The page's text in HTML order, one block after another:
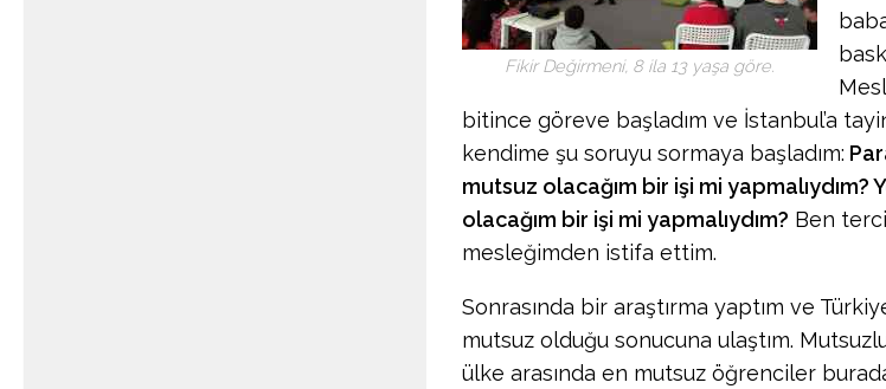
Fikir Değirmeni, 8 ila 13 yaşa göre.
bitince göreve başladım ve İstanbul’a
kendime şu soruyu sormaya başladım:
mutsuz olacağım bir işi mi
olacağım bir işi mi yapmalıydım? Ben
mesleğimden istifa ettim.
Sonrasında bir araştırma yaptım ve
mutsuz olduğu sonucuna ulaştım.
ülke arasında en mutsuz öğrenciler